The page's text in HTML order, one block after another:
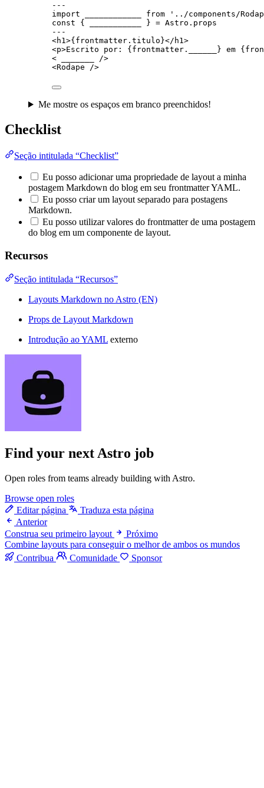
---
import
from ' ../components/
const {
} = Astro . props
---
<h1>{ frontmatter . titulo }</ h1>
<p>Escrito por: { frontmatter . } em {
<
/>
<Rodape />
Me mostre os espaços em branco preenchidos!
Checklist
Seção intitulada “Checklist”
Eu posso adicionar uma propriedade de layout a minha
postagem Markdown do blog em seu frontmatter YAML.
Eu posso criar um layout separado para postagens
Markdown.
Eu posso utilizar valores do frontmatter de uma postagem
do blog em um componente de layout.
Recursos
Seção intitulada “Recursos”
Layouts Markdown no Astro (EN)
Props de Layout Markdown
Introdução ao YAML externo
Find your nextAstro job
Open roles from teams already building with Astro.
Browse open roles
Editar página
Traduza esta página
Anterior
Construa seu primeiro layout
Próximo
Combine layouts para conseguir o melhor de ambos os mundos
Contribua
Comunidade Sponsor